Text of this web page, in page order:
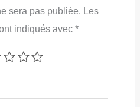
sera pas publiée. Les
indiqués avec *